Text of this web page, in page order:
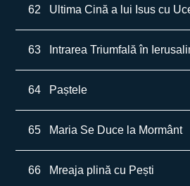
62 Ultima Cină a lui Isus cu
63 Intrarea Triumfală în
64 Paștele
65 Maria Se Duce la Mormânt
66 Mreaja plină cu Pești